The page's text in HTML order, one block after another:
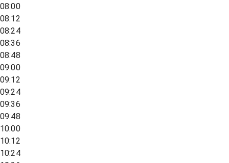
08:00
08:12
08:24
08:36
08:48
09:00
09:12
09:24
09:36
09:48
10:00
10:12
10:24